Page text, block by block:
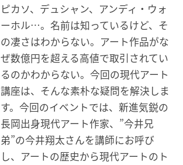
ピカソ、デュシャン、アンディ・ウォ
ーホル…。名前は知っているけど、そ
の凄さはわからない。アート作品がな
ぜ数億円を超える高値で取引されてい
るのかわからない。今回の現代アート
講座は、そんな素朴な疑問を解決しま
す。今回のイベントでは、新進気鋭の
長岡出身現代アート作家、”今井兄
弟”の今井翔太さんを講師にお呼び
し、アートの歴史から現代アートのト